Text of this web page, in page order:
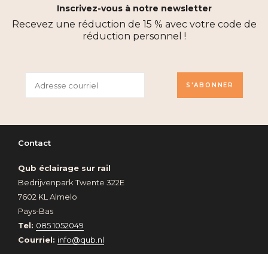
Inscrivez-vous à notre newsletter
Recevez une réduction de 15 % avec votre code de
réduction personnel !
S'ABONNER
Contact
Qub éclairage sur rail
Bedrijvenpark Twente 322E
7602 KL Almelo
Pays-Bas
Tel: 085 1052049
Courriel: info@qub.nl